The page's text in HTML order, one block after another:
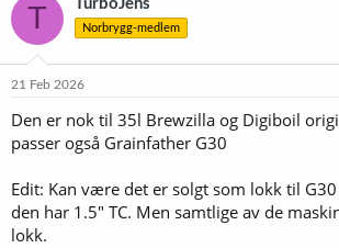
T TurboJens
Norbrygg-medlem
21 Feb 2026
Den er nok til 35l Brewzilla og Digiboil
passer også Grainfather G30
Edit: Kan være det er solgt som lokk til
den har 1.5" TC. Men samtlige av de
lokk.